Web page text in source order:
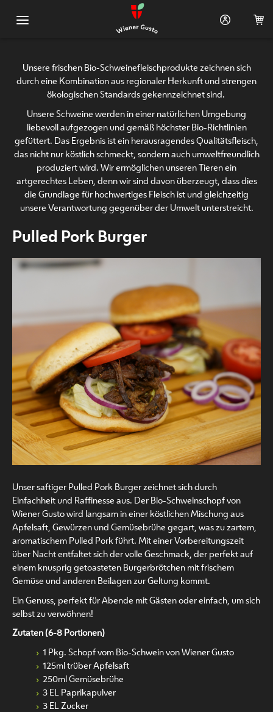
Unsere frischen Bio-Schweinefleischprodukte zeichnen sich
durch eine Kombination aus regionaler Herkunft und strengen
ökologischen Standards gekennzeichnet sind.
Unsere Schweine werden in einer natürlichen Umgebung
liebevoll aufgezogen und gemäß höchster Bio-Richtlinien
gefüttert. Das Ergebnis ist ein herausragendes Qualitätsfleisch,
das nicht nur köstlich schmeckt, sondern auch umweltfreundlich
produziert wird. Wir ermöglichen unseren Tieren ein
artgerechtes Leben, denn wir sind davon überzeugt, dass dies
die Grundlage für hochwertiges Fleisch ist und gleichzeitig
unsere Verantwortung gegenüber der Umwelt unterstreicht.
Pulled Pork Burger
Unser saftiger Pulled Pork Burger zeichnet sich durch
Einfachheit und Raffinesse aus. Der Bio-Schweinschopf von
Wiener Gusto wird langsam in einer köstlichen Mischung aus
Apfelsaft, Gewürzen und Gemüsebrühe gegart, was zu zartem,
aromatischem Pulled Pork führt. Mit einer Vorbereitungszeit
über Nacht entfaltet sich der volle Geschmack, der perfekt auf
einem knusprig getoasteten Burgerbrötchen mit frischem
Gemüse und anderen Beilagen zur Geltung kommt.
Ein Genuss, perfekt für Abende mit Gästen oder einfach, um sich
selbst zu verwöhnen!
Zutaten (6-8 Portionen)
1 Pkg. Schopf vom Bio-Schwein von Wiener Gusto
125ml trüber Apfelsaft
250ml Gemüsebrühe
3 EL Paprikapulver
3 EL Zucker
Warenkorb (0)
Rezeptideen